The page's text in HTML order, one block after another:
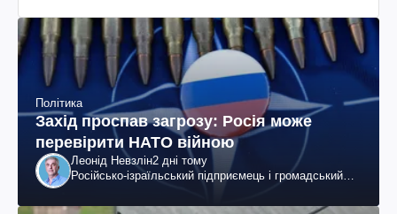
Політика
Захід проспав загрозу: Росія може
перевірити НАТО війною
Леонід Невзлін2 дні тому
Російсько-ізраїльський підприємець і громадський